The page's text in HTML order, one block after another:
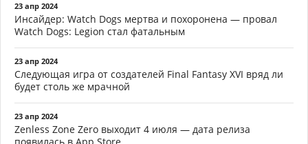
23 апр 2024
Инсайдер: Watch Dogs мертва и похоронена — провал
Watch Dogs: Legion стал фатальным
23 апр 2024
Следующая игра от создателей Final Fantasy XVI вряд ли
будет столь же мрачной
23 апр 2024
Zenless Zone Zero выходит 4 июля — дата релиза